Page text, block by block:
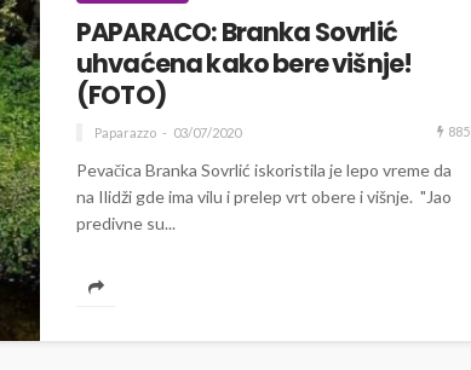
PAPARACO: Branka Sovrlić
uhvaćena kako bere višnje!
(FOTO)
Paparazzo 03/07/2020 885
Pevačica Branka Sovrlić iskoristila je lepo vreme da
na Ilidži gde ima vilu i prelep vrt obere i višnje. "Jao
predivne su...